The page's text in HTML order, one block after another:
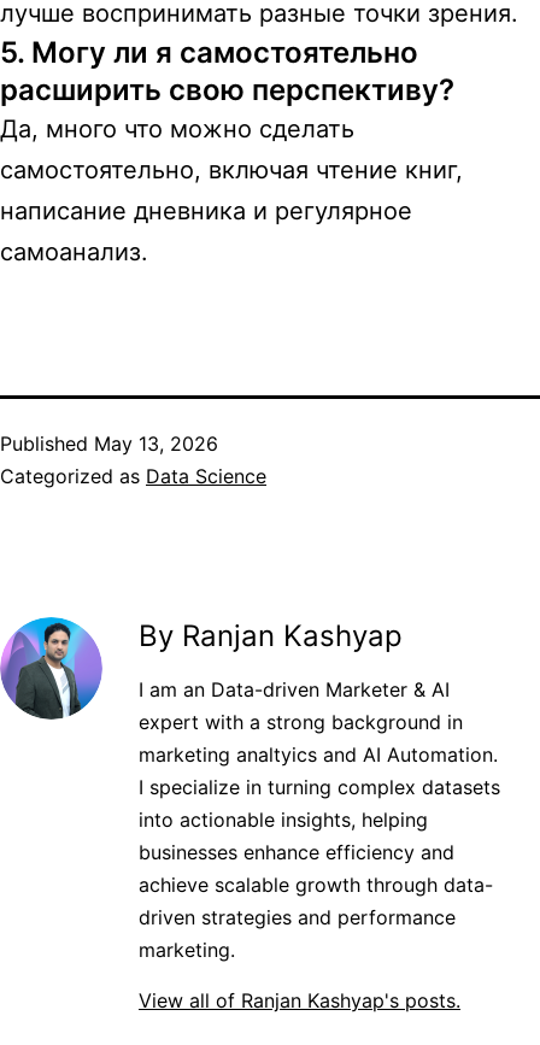
лучше воспринимать разные точки зрения.
5. Могу ли я самостоятельно
расширить свою перспективу?
Да, много что можно сделать
самостоятельно, включая чтение книг,
написание дневника и регулярное
самоанализ.
Published May 13, 2026
Categorized as Data Science
By Ranjan Kashyap
I am an Data-driven Marketer & AI
expert with a strong background in
marketing analtyics and AI Automation.
I specialize in turning complex datasets
into actionable insights, helping
businesses enhance efficiency and
achieve scalable growth through data-
driven strategies and performance
marketing.
View all of Ranjan Kashyap's posts.